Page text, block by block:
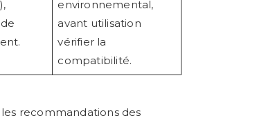
environnemental,
avant utilisation
vérifier la
compatibilité.
recommandations des